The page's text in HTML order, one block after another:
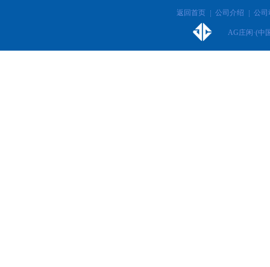
返回首页 公司介绍 公司
AG庄闲·(中